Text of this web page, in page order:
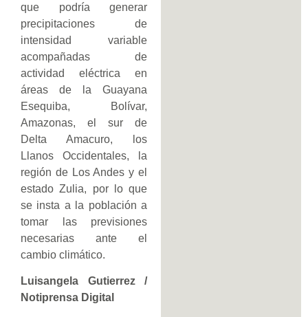
que podría generar
precipitaciones de
intensidad variable
acompañadas de
actividad eléctrica en
áreas de la Guayana
Esequiba, Bolívar,
Amazonas, el sur de
Delta Amacuro, los
Llanos Occidentales, la
región de Los Andes y el
estado Zulia, por lo que
se insta a la población a
tomar las previsiones
necesarias ante el
cambio climático.
Luisangela Gutierrez /
Notiprensa Digital